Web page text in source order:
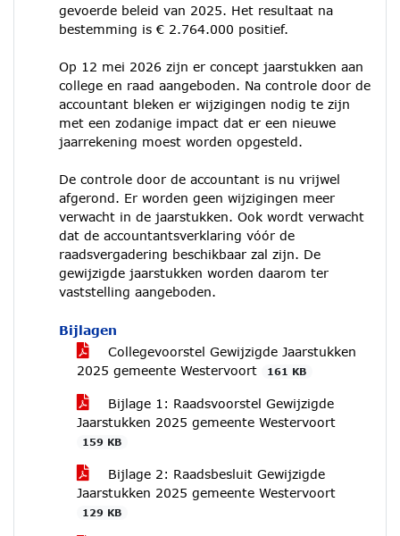
gevoerde beleid van 2025. Het resultaat na
bestemming is € 2.764.000 positief.
Op 12 mei 2026 zijn er concept jaarstukken aan
college en raad aangeboden. Na controle door de
accountant bleken er wijzigingen nodig te zijn
met een zodanige impact dat er een nieuwe
jaarrekening moest worden opgesteld.
De controle door de accountant is nu vrijwel
afgerond. Er worden geen wijzigingen meer
verwacht in de jaarstukken. Ook wordt verwacht
dat de accountantsverklaring vóór de
raadsvergadering beschikbaar zal zijn. De
gewijzigde jaarstukken worden daarom ter
vaststelling aangeboden.
Bijlagen
Collegevoorstel Gewijzigde Jaarstukken
2025 gemeente Westervoort
161 KB
Bijlage 1: Raadsvoorstel Gewijzigde
Jaarstukken 2025 gemeente Westervoort
159 KB
Bijlage 2: Raadsbesluit Gewijzigde
Jaarstukken 2025 gemeente Westervoort
129 KB